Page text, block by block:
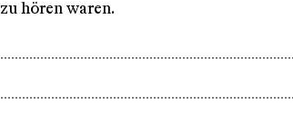
hören waren.